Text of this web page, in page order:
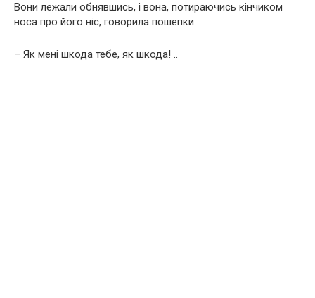
Вони лежали обнявшись, і вона, потираючись кінчиком
носа про його ніс, говорила пошепки:
– Як мені шкода тебе, як шкода! ..